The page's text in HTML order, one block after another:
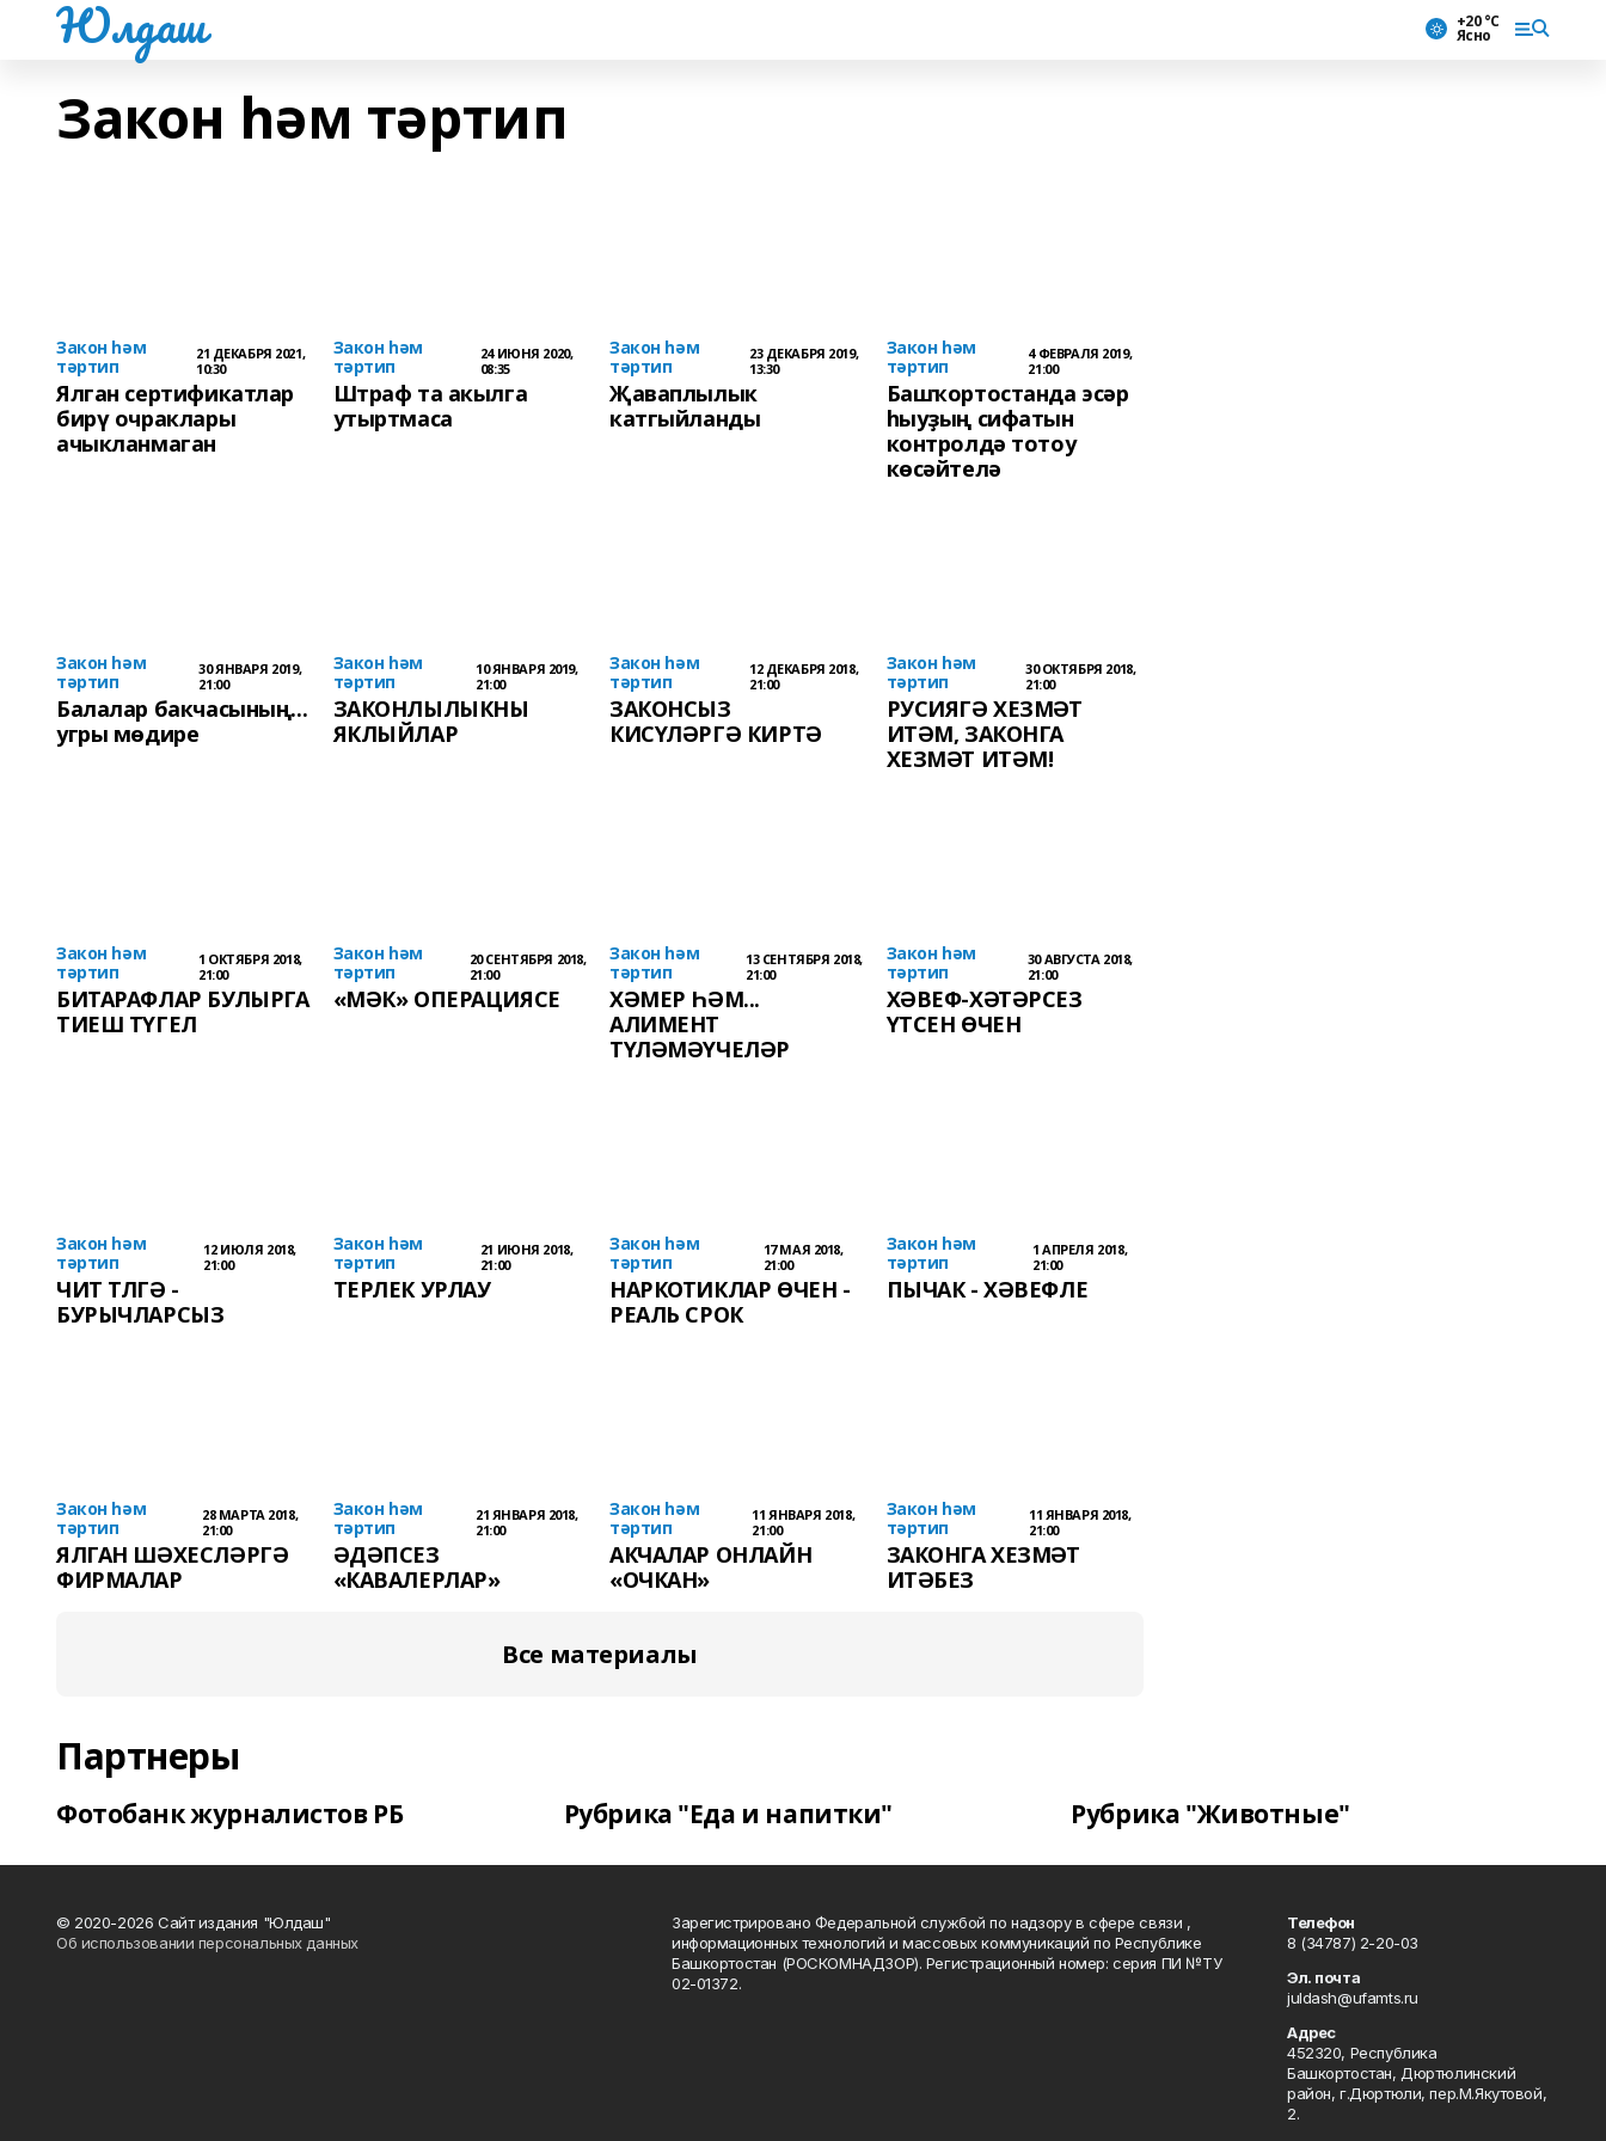
Юлдаш +20 °С
Ясно
Закон һәм тәртип
Закон һәм
тәртип
21 ДЕКАБРЯ 2021,
10:30
Ялган сертификатлар
бирү очраклары
ачыкланмаган
Закон һәм
тәртип
24 ИЮНЯ 2020,
08:35
Штраф та акылга
утыртмаса
Закон һәм
тәртип
23 ДЕКАБРЯ 2019,
13:30
Җаваплылык
катгыйланды
Закон һәм
тәртип
4 ФЕВРАЛЯ 2019,
21:00
Башҡортостанда эсәр
һыуҙың сифатын
контролдә тотоу
көсәйтелә
Закон һәм
тәртип
30 ЯНВАРЯ 2019,
21:00
Балалар бакчасының...
угры мөдире
Закон һәм
тәртип
10 ЯНВАРЯ 2019,
21:00
ЗАКОНЛЫЛЫКНЫ
ЯКЛЫЙЛАР
Закон һәм
тәртип
12 ДЕКАБРЯ 2018,
21:00
ЗАКОНСЫЗ
КИСҮЛӘРГӘ КИРТӘ
Закон һәм
тәртип
30 ОКТЯБРЯ 2018,
21:00
РУСИЯГӘ ХЕЗМӘТ
ИТӘМ, ЗАКОНГА
ХЕЗМӘТ ИТӘМ!
Закон һәм
тәртип
1 ОКТЯБРЯ 2018,
21:00
БИТАРАФЛАР БУЛЫРГА
ТИЕШ ТҮГЕЛ
Закон һәм
тәртип
20 СЕНТЯБРЯ 2018,
21:00
«МӘК» ОПЕРАЦИЯСЕ
Закон һәм
тәртип
13 СЕНТЯБРЯ 2018,
21:00
ХӘМЕР ҺӘМ...
АЛИМЕНТ
ТҮЛӘМӘҮЧЕЛӘР
Закон һәм
тәртип
30 АВГУСТА 2018,
21:00
ХӘВЕФ-ХӘТӘРСЕЗ
ҮТСЕН ӨЧЕН
Закон һәм
тәртип
12 ИЮЛЯ 2018,
21:00
ЧИТ ТЛГӘ -
БУРЫЧЛАРСЫЗ
Закон һәм
тәртип
21 ИЮНЯ 2018,
21:00
ТЕРЛЕК УРЛАУ
Закон һәм
тәртип
17 МАЯ 2018,
21:00
НАРКОТИКЛАР ӨЧЕН -
РЕАЛЬ СРОК
Закон һәм
тәртип
1 АПРЕЛЯ 2018,
21:00
ПЫЧАК - ХӘВЕФЛЕ
Закон һәм
тәртип
28 МАРТА 2018,
21:00
ЯЛГАН ШӘХЕСЛӘРГӘ
ФИРМАЛАР
Закон һәм
тәртип
21 ЯНВАРЯ 2018,
21:00
ӘДӘПСЕЗ
«КАВАЛЕРЛАР»
Закон һәм
тәртип
11 ЯНВАРЯ 2018,
21:00
АКЧАЛАР ОНЛАЙН
«ОЧКАН»
Закон һәм
тәртип
11 ЯНВАРЯ 2018,
21:00
ЗАКОНГА ХЕЗМӘТ
ИТӘБЕЗ
Все материалы
Партнеры
Фотобанк журналистов РБ Рубрика "Еда и напитки" Рубрика "Животные"
© 2020-2026 Сайт издания "Юлдаш"
Об использовании персональных данных
Зарегистрировано Федеральной службой по надзору в сфере связи ,
информационных технологий и массовых коммуникаций по Республике
Башкортостан (РОСКОМНАДЗОР). Регистрационный номер: серия ПИ №ТУ
02-01372.
Телефон
8 (34787) 2-20-03
Эл. почта
juldash@ufamts.ru
Адрес
452320, Республика
Башкортостан, Дюртюлинский
район, г.Дюртюли, пер.М.Якутовой,
2.